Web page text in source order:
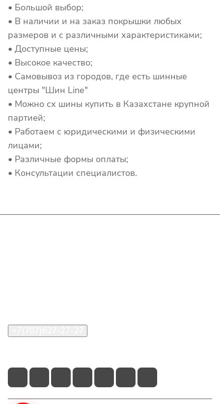
• Большой выбор;
• В наличии и на заказ покрышки любых
размеров и с различными характеристиками;
• Доступные цены;
• Высокое качество;
• Самовывоз из городов, где есть шинные
центры "Шин Line"
• Можно сх шины купить в Казахстане крупной
партией;
• Работаем с юридическими и физическими
лицами;
• Различные формы оплаты;
• Консультации специалистов.